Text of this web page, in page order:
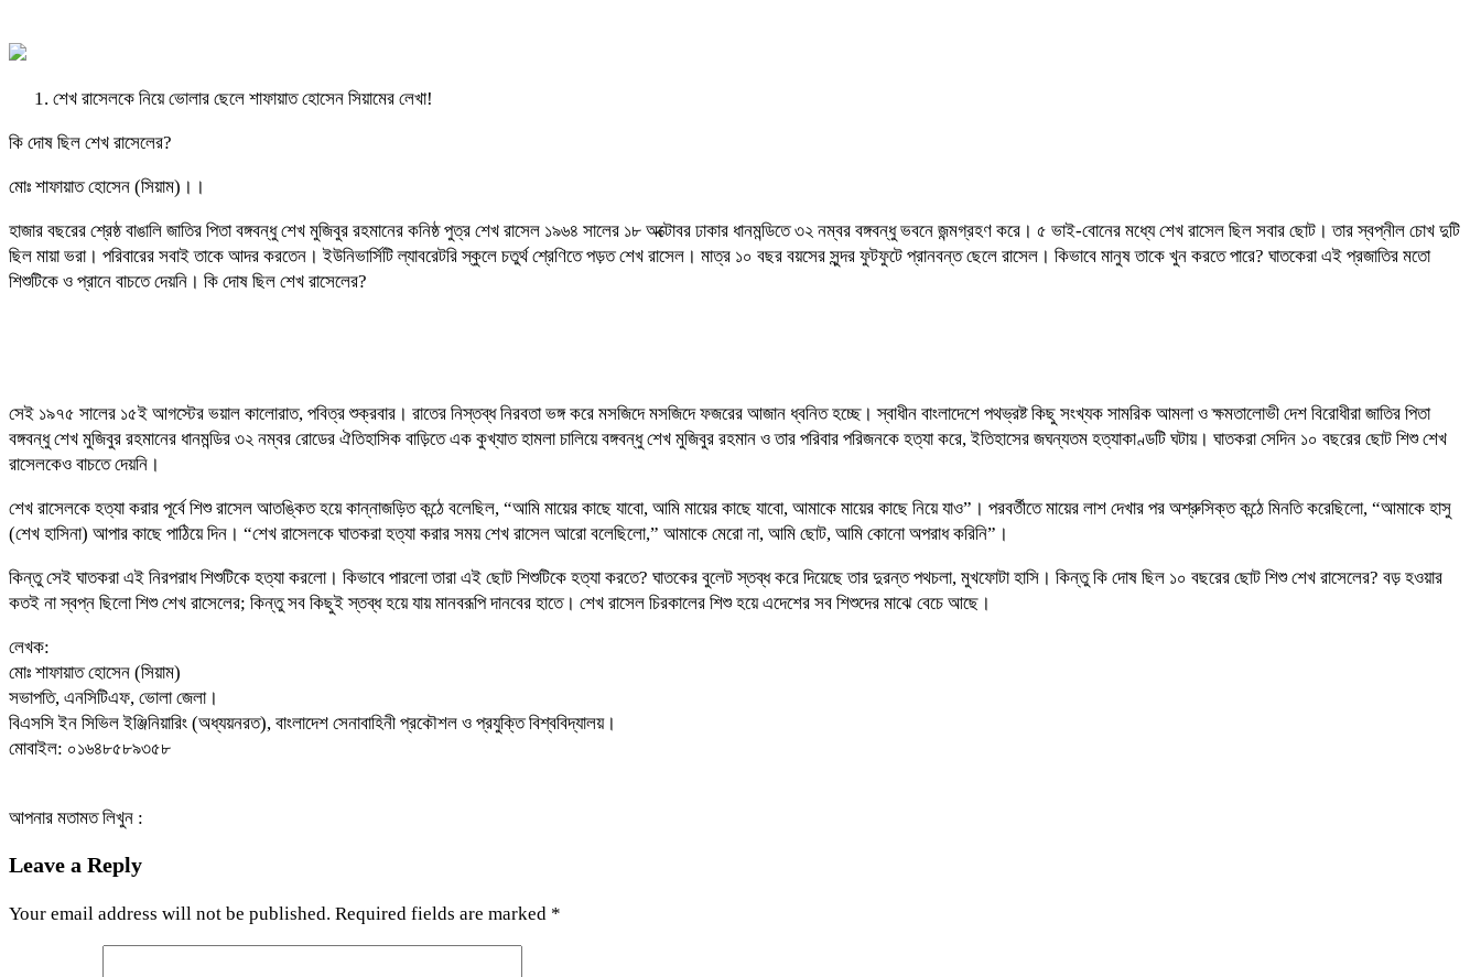
শেখ রাসেলকে নিয়ে ভোলার ছেলে শাফায়াত হোসেন সিয়ামের লেখা!
কি দোষ ছিল শেখ রাসেলের?
মোঃ শাফায়াত হোসেন (সিয়াম)।।
হাজার বছরের শ্রেষ্ঠ বাঙালি জাতির পিতা বঙ্গবন্ধু শেখ মুজিবুর রহমানের কনিষ্ঠ পুত্র শেখ রাসেল ১৯৬৪ সালের ১৮ অক্টোবর ঢাকার ধানমন্ডিতে ৩২ নম্বর বঙ্গবন্ধু ভবনে জন্মগ্রহণ করে। ৫ ভাই-বোনের মধ্যে শেখ রাসেল ছিল সবার ছোট। তার স্বপ্নীল চোখ দুটি
ছিল মায়া ভরা। পরিবারের সবাই তাকে আদর করতেন। ইউনিভার্সিটি ল্যাবরেটরি স্কুলে চতুর্থ শ্রেণিতে পড়ত শেখ রাসেল। মাত্র ১০ বছর বয়সের সুন্দর ফুটফুটে প্রানবন্ত ছেলে রাসেল। কিভাবে মানুষ তাকে খুন করতে পারে? ঘাতকেরা এই প্রজাতির মতো
শিশুটিকে ও প্রানে বাচতে দেয়নি। কি দোষ ছিল শেখ রাসেলের?
সেই ১৯৭৫ সালের ১৫ই আগস্টের ভয়াল কালোরাত, পবিত্র শুক্রবার। রাতের নিস্তব্ধ নিরবতা ভঙ্গ করে মসজিদে মসজিদে ফজরের আজান ধ্বনিত হচ্ছে। স্বাধীন বাংলাদেশে পথভ্রষ্ট কিছু সংখ্যক সামরিক আমলা ও ক্ষমতালোভী দেশ বিরোধীরা জাতির পিতা
বঙ্গবন্ধু শেখ মুজিবুর রহমানের ধানমন্ডির ৩২ নম্বর রোডের ঐতিহাসিক বাড়িতে এক কুখ্যাত হামলা চালিয়ে বঙ্গবন্ধু শেখ মুজিবুর রহমান ও তার পরিবার পরিজনকে হত্যা করে, ইতিহাসের জঘন্যতম হত্যাকাণ্ডটি ঘটায়। ঘাতকরা সেদিন ১০ বছরের ছোট শিশু শেখ
রাসেলকেও বাচতে দেয়নি।
শেখ রাসেলকে হত্যা করার পূর্বে শিশু রাসেল আতঙ্কিত হয়ে কান্নাজড়িত কন্ঠে বলেছিল, “আমি মায়ের কাছে যাবো, আমি মায়ের কাছে যাবো, আমাকে মায়ের কাছে নিয়ে যাও”। পরবর্তীতে মায়ের লাশ দেখার পর অশ্রুসিক্ত কন্ঠে মিনতি করেছিলো, “আমাকে হাসু
(শেখ হাসিনা) আপার কাছে পাঠিয়ে দিন। “শেখ রাসেলকে ঘাতকরা হত্যা করার সময় শেখ রাসেল আরো বলেছিলো,” আমাকে মেরো না, আমি ছোট, আমি কোনো অপরাধ করিনি”।
কিন্তু সেই ঘাতকরা এই নিরপরাধ শিশুটিকে হত্যা করলো। কিভাবে পারলো তারা এই ছোট শিশুটিকে হত্যা করতে? ঘাতকের বুলেট স্তব্ধ করে দিয়েছে তার দুরন্ত পথচলা, মুখফোটা হাসি। কিন্তু কি দোষ ছিল ১০ বছরের ছোট শিশু শেখ রাসেলের? বড় হওয়ার
কতই না স্বপ্ন ছিলো শিশু শেখ রাসেলের; কিন্তু সব কিছুই স্তব্ধ হয়ে যায় মানবরূপি দানবের হাতে। শেখ রাসেল চিরকালের শিশু হয়ে এদেশের সব শিশুদের মাঝে বেচে আছে।
লেখক:
মোঃ শাফায়াত হোসেন (সিয়াম)
সভাপতি, এনসিটিএফ, ভোলা জেলা।
বিএসসি ইন সিভিল ইঞ্জিনিয়ারিং (অধ্যয়নরত), বাংলাদেশ সেনাবাহিনী প্রকৌশল ও প্রযুক্তি বিশ্ববিদ্যালয়।
মোবাইল: ০১৬৪৮৫৮৯৩৫৮
আপনার মতামত লিখুন :
Leave a Reply
Your email address will not be published. Required fields are marked *